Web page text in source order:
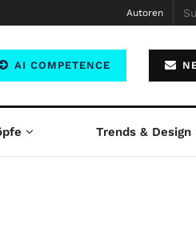
Autoren
AI COMPETENCE
Trends & Design